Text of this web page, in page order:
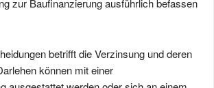
zur Baufinanzierung ausführlich befassen
betrifft die Verzinsung und deren
können mit einer